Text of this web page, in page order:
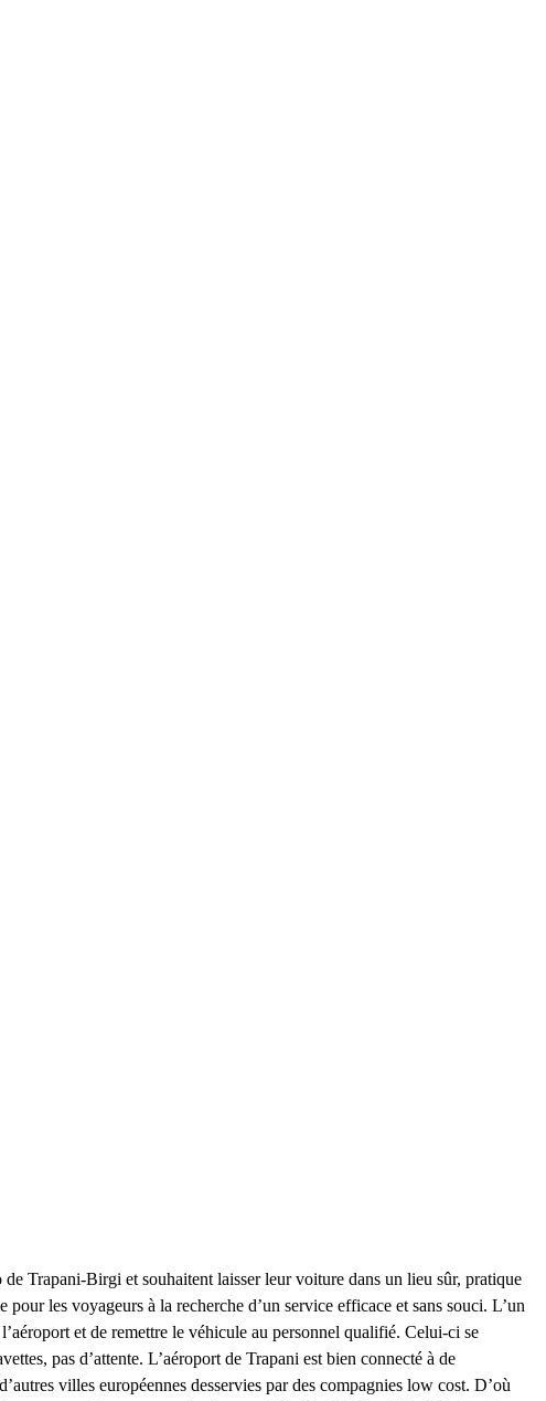
Trapani-Birgi et souhaitent laisser leur voiture dans un lieu sûr, pratique
les voyageurs à la recherche d’un service efficace et sans souci. L’un
et de remettre le véhicule au personnel qualifié. Celui-ci se
pas d’attente. L’aéroport de Trapani est bien connecté à de
villes européennes desservies par des compagnies low cost. D’où